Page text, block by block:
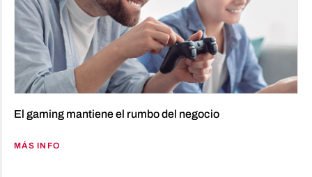
El gaming mantiene el rumbo del negocio
MÁS INFO